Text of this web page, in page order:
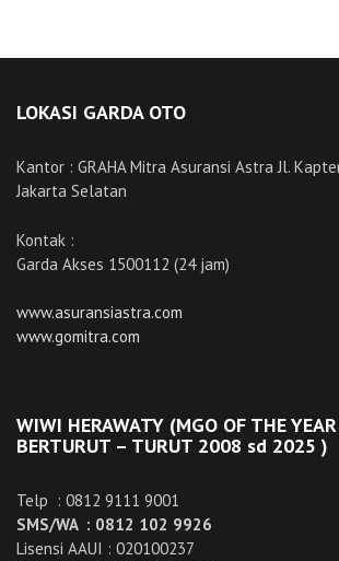
LOKASI GARDA OTO
Kantor : GRAHA Mitra Asuransi Astra Jl.
Jakarta Selatan
Kontak :
Garda Akses 1500112 (24 jam)
www.asuransiastra.com
www.gomitra.com
WIWI HERAWATY (MGO OF THE
BERTURUT – TURUT 2008 sd 2025 )
Telp : 0812 9111 9001
SMS/WA : 0812 102 9926
Lisensi AAUI : 020100237